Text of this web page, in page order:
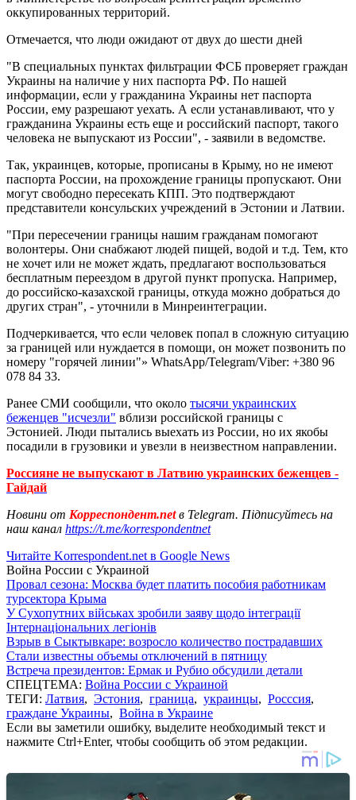
оккупированных территорий.
Отмечается, что люди ожидают от двух до шести дней
"В специальных пунктах фильтрации ФСБ проверяет граждан
Украины на наличие у них паспорта РФ. По нашей
информации, если у гражданина Украины нет паспорта
России, ему разрешают уехать. А если устанавливают, что у
гражданина Украины есть еще и российский паспорт, такого
человека не выпускают из России", - заявили в ведомстве.
Так, украинцев, которые, прописаны в Крыму, но не имеют
паспорта России, на прохождение границы пропускают. Они
могут свободно пересекать КПП. Это подтверждают
представители консульских учреждений в Эстонии и Латвии.
"При пересечении границы нашим гражданам помогают
волонтеры. Они снабжают людей пищей, водой и т.д. Тем, кто
не хочет или не может ждать, предлагают воспользоваться
бесплатным переездом в другой пункт пропуска. Например,
до российско-казахской границы, откуда можно добраться до
других стран", - уточнили в Минреинтеграции.
Подчеркивается, что если человек попал в сложную ситуацию
за границей или нуждается в помощи, он может позвонить по
номеру "горячей линии"» WhatsApp/Telegram/Viber: +380 96
078 84 33.
Ранее СМИ сообщили, что около тысячи украинских
беженцев "исчезли" вблизи российской границы с
Эстонией. Люди пытались выехать из России, но их якобы
посадили в грузовики и увезли в неизвестном направлении.
Россияне не выпускают в Латвию украинских беженцев -
Гайдай
Новини от Корреспондент.netв Telegram. Підписуйтесь на
наш канал https://t.me/korrespondentnet
Читайте Korrespondent.net в Google News
Война России с Украиной
Провал сезона: Москва будет платить пособия работникам
турсектора Крыма
У Сухопутних військах зробили заяву щодо інтеграції
Інтернаціональних легіонів
Взрыв в Сыктывкаре: возросло количество пострадавших
Стали известны объемы отключений в пятницу
Встреча президентов: Ермак и Рубио обсудили детали
СПЕЦТЕМА: Война России с Украиной
ТЕГИ: Латвия, Эстония, граница, украинцы, Росссия,
граждане Украины, Война в Украине
Если вы заметили ошибку, выделите необходимый текст и
нажмите Ctrl+Enter, чтобы сообщить об этом редакции.